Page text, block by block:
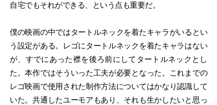
自宅でもそれができる、という点も重要だ。
僕の映画の中ではタートルネックを着たキャラがいるとい
う設定がある。レゴにタートルネックを着たキャラはない
が、すでにあった襟を後ろ前にしてタートルネックとし
た。本作ではそういった工夫が必要となった。これまでの
レゴ映画で使用された制作方法についてはかなり認識して
いた。共通したユーモアもあり、それも生かしたいと思っ